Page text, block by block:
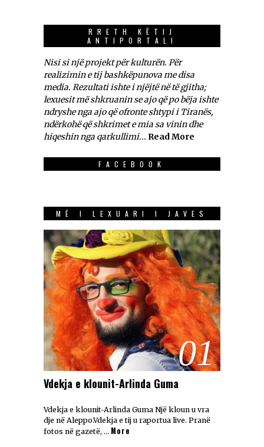
RRETH KËTIJ
ANTIPORTALI
Nisi si një projekt për kulturën. Për
realizimin e tij bashkëpunova me disa
media. Rezultati ishte i njëjtë në të gjitha;
lexuesit më shkruanin se ajo që po bëja ishte
ndryshe nga ajo që ofronte shtypi i Tiranës,
ndërkohë që shkrimet e mia sa vinin dhe
hiqeshin nga qarkullimi... Read More
FACEBOOK
MË I LEXUARI I JAVES
01
Vdekja e klounit-Arlinda Guma
Vdekja e klounit-Arlinda Guma Një kloun u vra
dje në Aleppo.Vdekja e tij u raportua live. Pranë
fotos në gazetë, … More